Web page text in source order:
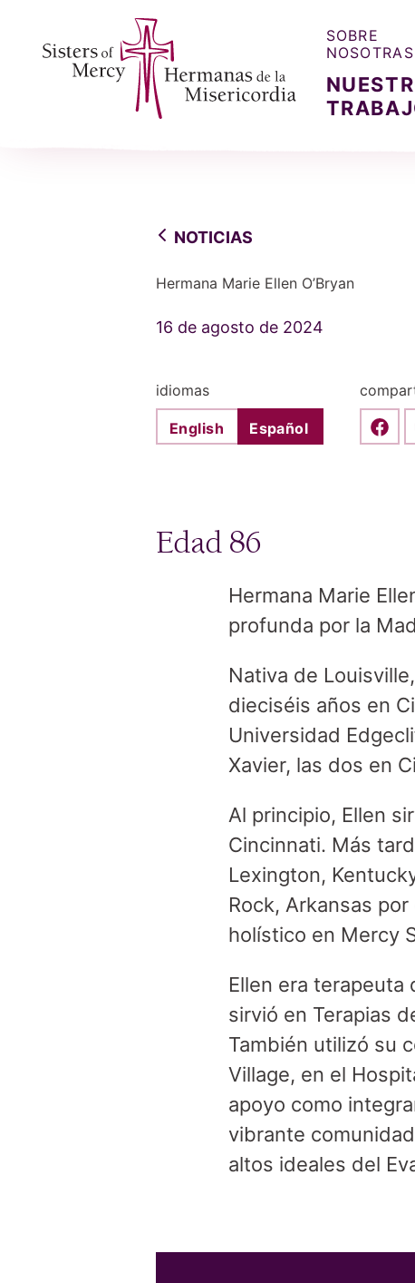
SOBRE
NOSOTRAS
NOTICIAS
Hermana Marie Ellen O’Bryan
16 de agosto de 2024
idiomas
English Español
Edad 86
Hermana Marie
profunda por la
Nativa de
dieciséis años en
Universidad
Xavier, las dos en
Al principio, Ellen
Cincinnati. Más
Lexington,
Rock, Arkansas
holístico en Mercy
Ellen era terapeuta
sirvió en Terapias
También utilizó su
Village, en el
apoyo como
vibrante
altos ideales del